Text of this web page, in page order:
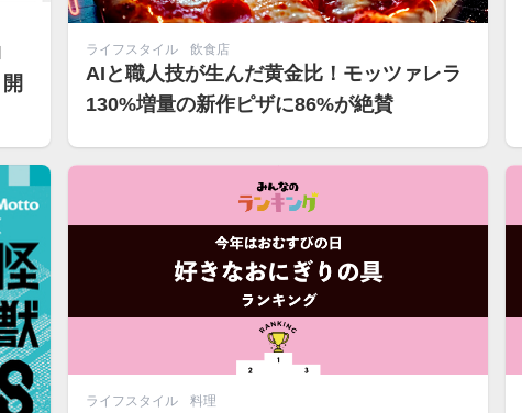
ライフスタイル 飲食店
AIと職人技が生んだ黄金比！モッツァレラ
130%増量の新作ピザに86%が絶賛
ライフスタイル 料理